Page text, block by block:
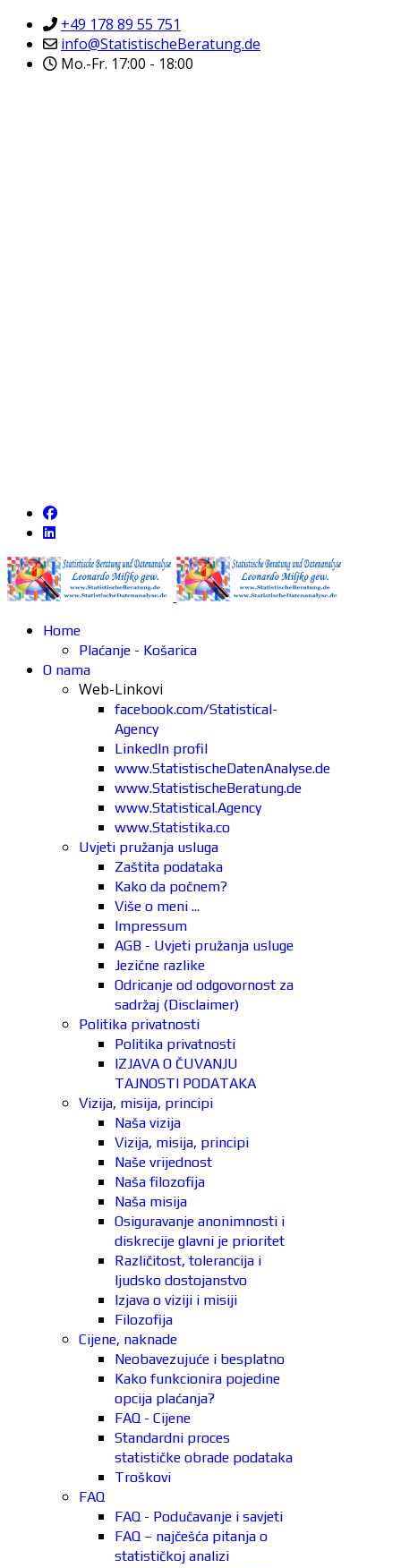
+49 178 89 55 751
info@StatistischeBeratung.de
Mo.-Fr. 17:00 - 18:00
Home
Plaćanje - Košarica
O nama
Web-Linkovi
facebook.com/Statistical-
Agency
LinkedIn profil
www.StatistischeDatenAnalyse.de
www.StatistischeBeratung.de
www.Statistical.Agency
www.Statistika.co
Uvjeti pružanja usluga
Zaštita podataka
Kako da počnem?
Više o meni ...
Impressum
AGB - Uvjeti pružanja usluge
Jezične razlike
Odricanje od odgovornost za
sadržaj (Disclaimer)
Politika privatnosti
Politika privatnosti
IZJAVA O ČUVANJU
TAJNOSTI PODATAKA
Vizija, misija, principi
Naša vizija
Vizija, misija, principi
Naše vrijednost
Naša filozofija
Naša misija
Osiguravanje anonimnosti i
diskrecije glavni je prioritet
Različitost, tolerancija i
ljudsko dostojanstvo
Izjava o viziji i misiji
Filozofija
Cijene, naknade
Neobavezujuće i besplatno
Kako funkcionira pojedine
opcija plaćanja?
FAQ - Cijene
Standardni proces
statističke obrade podataka
Troškovi
FAQ
FAQ - Podučavanje i savjeti
FAQ – najčešća pitanja o
statističkoj analizi